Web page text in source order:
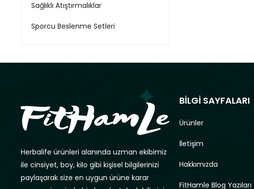
Sağlıklı Atıştırmalıklar
Sporcu Beslenme Setleri
Herbalife ürünleri alanında uzman ekibimiz
ile cinsiyet, boy, kilo gibi kişisel bilgilerinizi
paylaşarak size en uygun ürüne karar
BİLGİ SAYFALARI
Ürünler
İletişim
Hakkımızda
FitHamle Blog Yazıları